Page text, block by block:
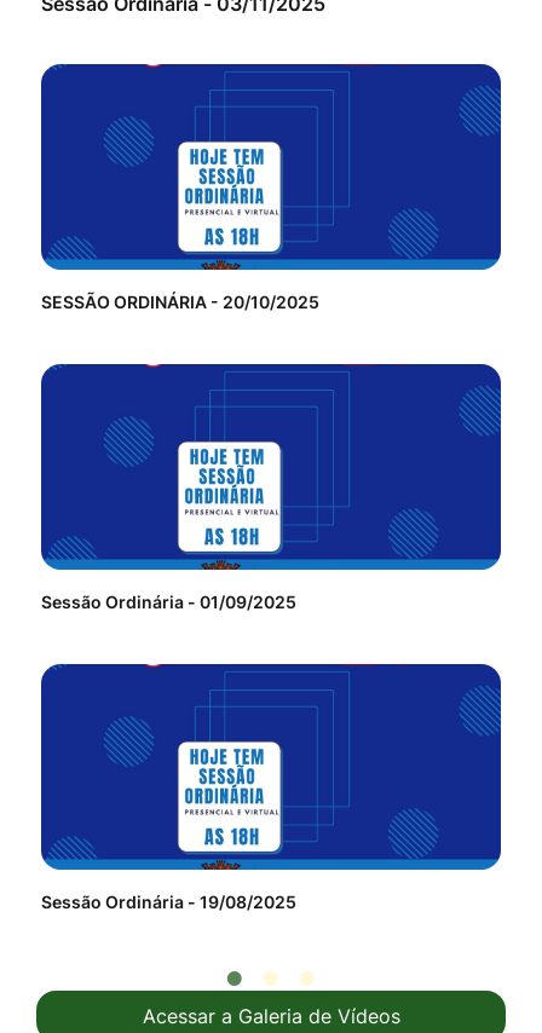
SESSÃO ORDINÁRIA - 20/10/2025
Sessão Ordinária - 01/09/2025
Sessão Ordinária - 19/08/2025
Acessar a Galeria de Vídeos